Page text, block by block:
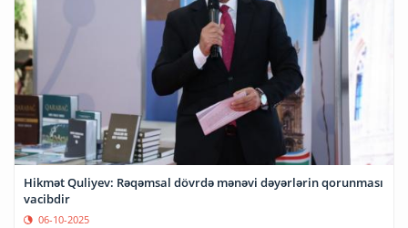
Hikmət Quliyev: Rəqəmsal dövrdə mənəvi dəyərlərin qorunması
vacibdir
06-10-2025